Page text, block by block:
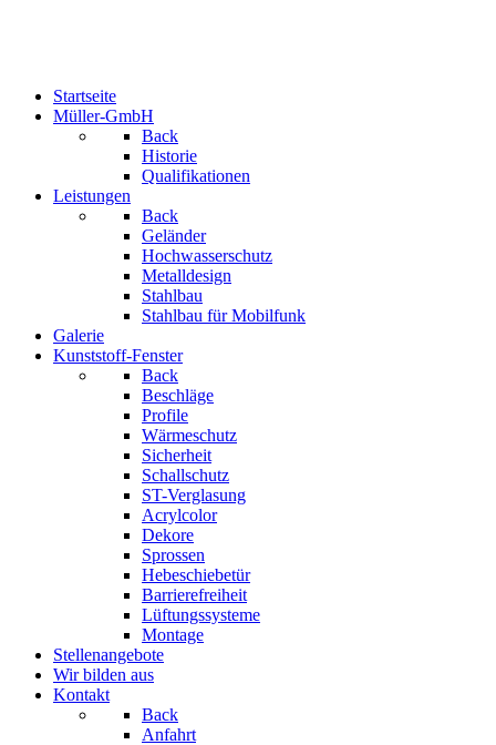
Startseite
Müller-GmbH
Back
Historie
Qualifikationen
Leistungen
Back
Geländer
Hochwasserschutz
Metalldesign
Stahlbau
Stahlbau für Mobilfunk
Galerie
Kunststoff-Fenster
Back
Beschläge
Profile
Wärmeschutz
Sicherheit
Schallschutz
ST-Verglasung
Acrylcolor
Dekore
Sprossen
Hebeschiebetür
Barrierefreiheit
Lüftungssysteme
Montage
Stellenangebote
Wir bilden aus
Kontakt
Back
Anfahrt